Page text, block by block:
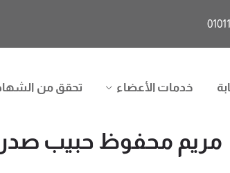
خدمات الأعضاء تحقق من
مريم محفوظ حبيب